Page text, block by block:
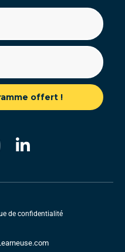
offert !
de confidentialité